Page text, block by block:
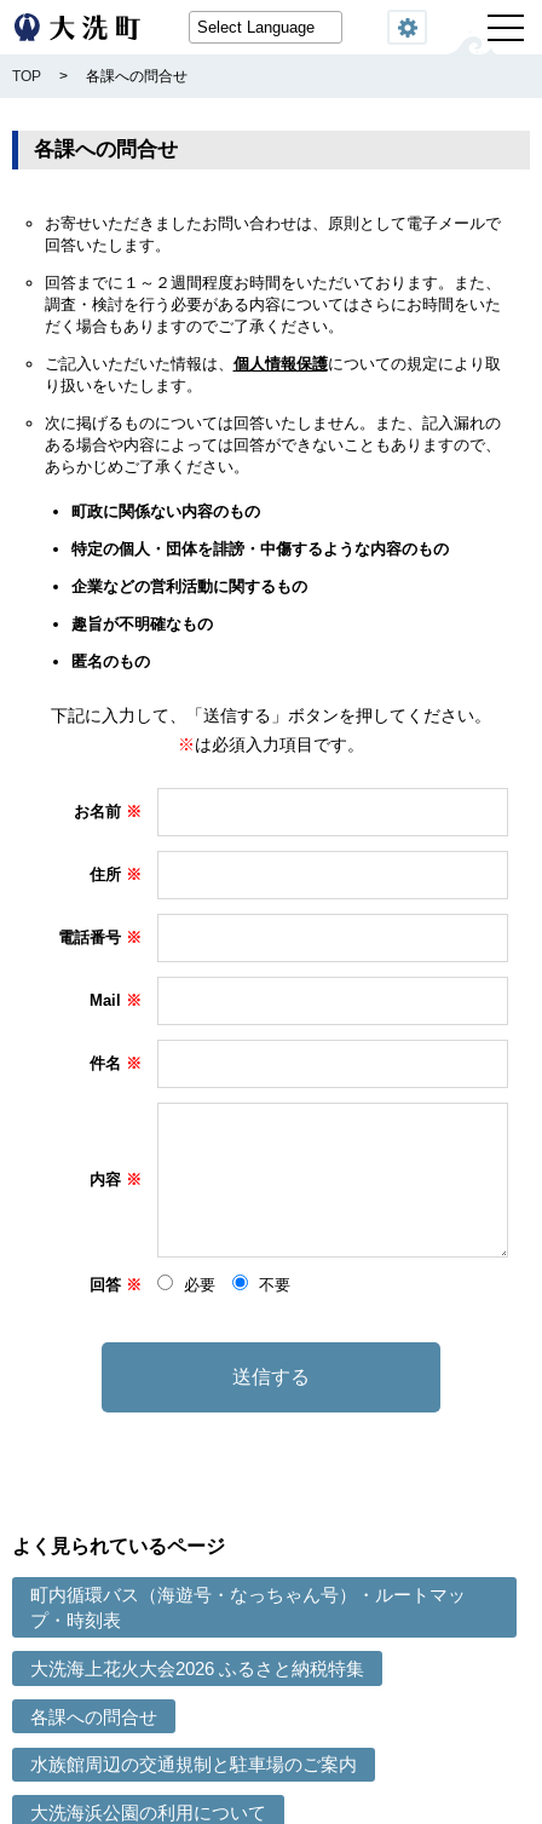
閲覧機能
TOP > 各課への問合せ
各課への問合せ
お寄せいただきましたお問い合わせは、原則として電子メールで
回答いたします。
回答までに１～２週間程度お時間をいただいております。また、
調査・検討を行う必要がある内容についてはさらにお時間をいた
だく場合もありますのでご了承ください。
ご記入いただいた情報は、 個人情報保護についての規定により取
り扱いをいたします。
次に掲げるものについては回答いたしません。また、記入漏れの
ある場合や内容によっては回答ができないこともありますので、
あらかじめご了承ください。
町政に関係ない内容のもの
特定の個人・団体を誹謗・中傷するような内容のもの
企業などの営利活動に関するもの
趣旨が不明確なもの
匿名のもの
下記に入力して、「送信する」ボタンを押してください。
※は必須入力項目です。
お名前
住所
電話番号
Mail
件名
内容
回答 必要 不要
よく見られているページ
町内循環バス（海遊号・なっちゃん号）・ルートマッ
プ・時刻表
大洗海上花火大会2026 ふるさと納税特集
各課への問合せ
水族館周辺の交通規制と駐車場のご案内
大洗海浜公園の利用について